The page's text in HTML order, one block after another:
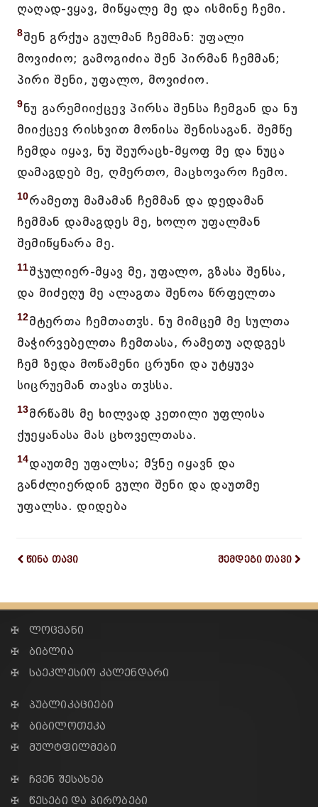
ღაღად-ვყავ, მიწყალე მე და ისმინე ჩემი.
8შენ გრქუა გულმან ჩემმან: უფალი
მოვიძიო; გამოგიძია შენ პირმან ჩემმან;
პირი შენი, უფალო, მოვიძიო.
9ნუ გარემიიქცევ პირსა შენსა ჩემგან და ნუ
მიიქცევ რისხვით მონისა შენისაგან. შემწე
ჩემდა იყავ, ნუ შეურაცხ-მყოფ მე და ნუცა
დამაგდებ მე, ღმერთო, მაცხოვარო ჩემო.
10რამეთუ მამამან ჩემმან და დედამან
ჩემმან დამაგდეს მე, ხოლო უფალმან
შემიწყნარა მე.
11შჯულიერ-მყავ მე, უფალო, გზასა შენსა,
და მიძეღუ მე ალაგთა შენოა წრფელთა
12მტერთა ჩემთათჳს. ნუ მიმცემ მე სულთა
მაჭირვებელთა ჩემთასა, რამეთუ აღდგეს
ჩემ ზედა მოწამენი ცრუნი და უტყუვა
სიცრუემან თავსა თჳსსა.
13მრწამს მე ხილვად კეთილი უფლისა
ქუეყანასა მას ცხოველთასა.
14დაუთმე უფალსა; მჴნე იყავნ და
განძლიერდინ გული შენი და დაუთმე
უფალსა. დიდება
წინა თავი შემდეგი თავი
✠ ლოცვანი
✠ ბიბლია
✠ საეკლესიო კალენდარი
✠ პუბლიკაციები
✠ ბიბილოთეკა
✠ მულტფილმები
✠ ჩვენ შესახებ
✠ წესები და პირობები